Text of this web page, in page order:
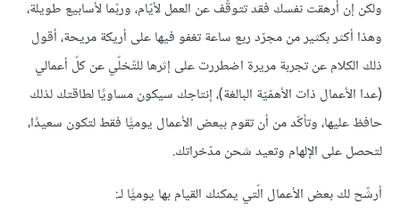
ولكن إن أرهقت نفسك فقد تتوقّف عن العمل لأيّام، وربّما لأسابيع طويلة،
وهذا أكثر بكثير من مجرّد ربع ساعة تغفو فيها على أريكة مريحة، أقول
ذلك الكلام عن تجربة مريرة اضطررت على إثرها للتّخلّي عن كلّ أعمالي
(عدا الأعمال ذات الأهمّيّة البالغة)، إنتاجك سيكون مساويًا لطاقتك لذلك
حافظ عليها، وتأكّد من أن تقوم ببعض الأعمال يوميًّا فقط لتكون سعيدًا،
لتحصل على الإلهام وتعيد شحن مدّخراتك.
أرشّح لك بعض الأعمال الّتي يمكنك القيام بها يوميًّا لـ: